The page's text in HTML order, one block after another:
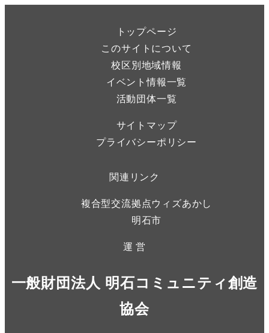
トップページ
このサイトについて
校区別地域情報
イベント情報一覧
活動団体一覧
サイトマップ
プライバシーポリシー
関連リンク
複合型交流拠点ウィズあかし
明石市
運 営
一般財団法人 明石コミュニティ創造
協会